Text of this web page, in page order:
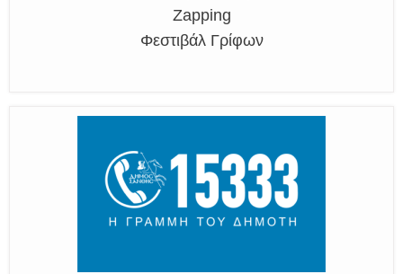
Zapping
Φεστιβάλ Γρίφων